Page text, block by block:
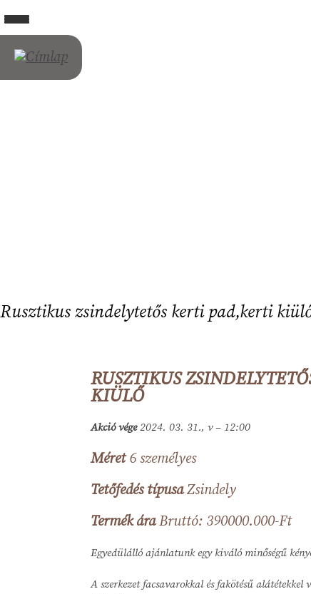
a
Rusztikus zsindelytetős kerti pad,kerti
RUSZTIKUS
KIÜLŐ
Akció vége 2024. 03. 31., v – 12:00
Méret 6 személyes
Tetőfedés típusa Zsindely
Termék ára Bruttó: 390000.000-Ft
Leírás
Egyedülálló ajánlatunk egy kiváló minőségű
A szerkezet facsavarokkal és fakötésű